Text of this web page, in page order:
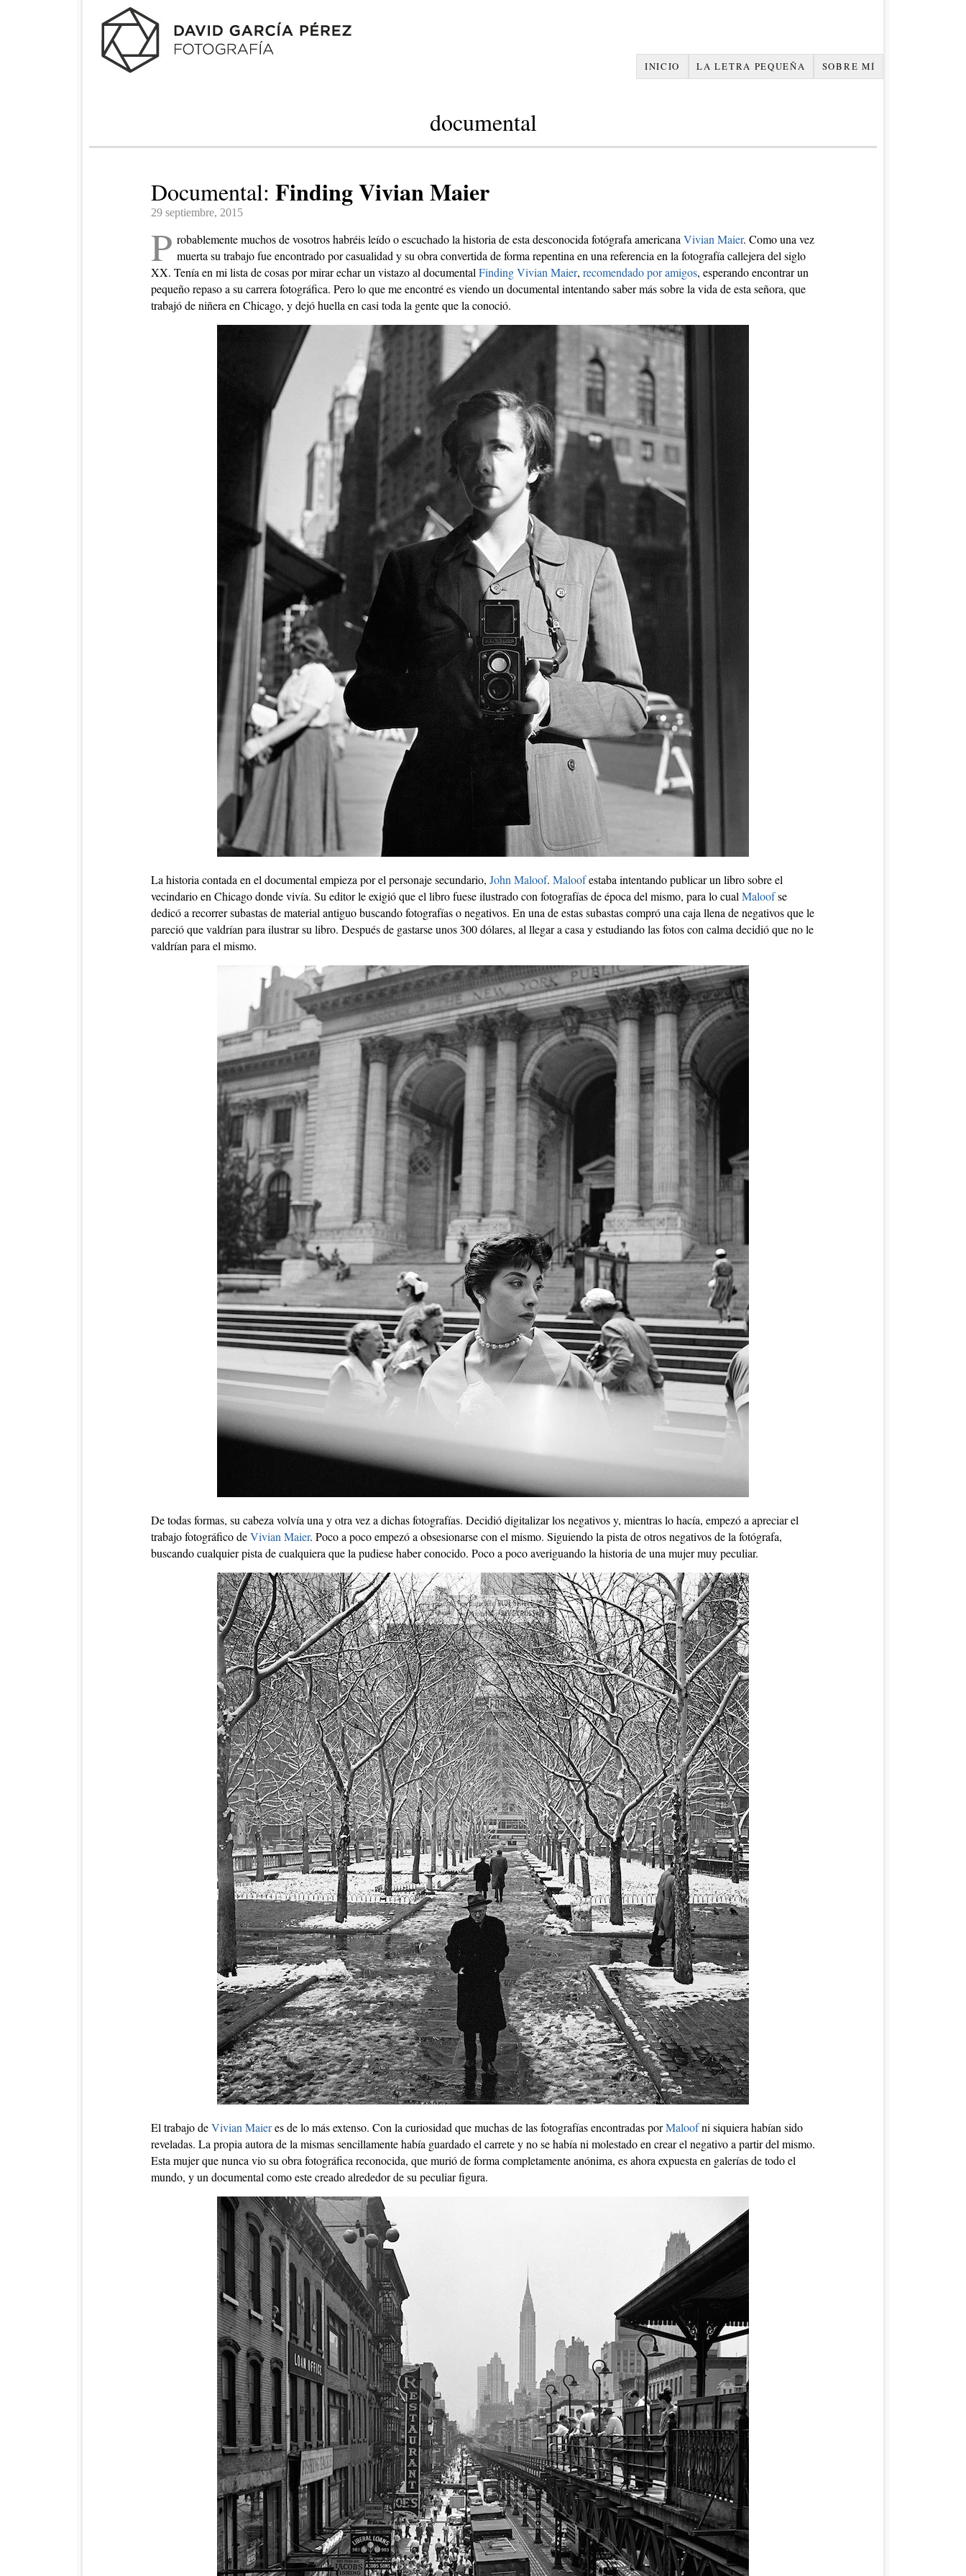
INICIO LA LETRA PEQUEÑA SOBRE MÍ
documental
Documental: Finding Vivian Maier
29 septiembre, 2015
P robablemente muchos de vosotros habréis leído o escuchado la historia de esta desconocida fotógrafa americanaVivian Maier. Como una vez
muerta su trabajo fue encontrado por casualidad y su obra convertida de forma repentina en una referencia en la fotografía callejera del siglo
XX. Tenía en mi lista de cosas por mirar echar un vistazo al documental Finding Vivian Maier, recomendado por amigos, esperando encontrar un
pequeño repaso a su carrera fotográfica. Pero lo que me encontré es viendo un documental intentando saber más sobre la vida de esta señora, que
trabajó de niñera en Chicago, y dejó huella en casi toda la gente que la conoció.
La historia contada en el documental empieza por el personaje secundario, John Maloof. Maloofestaba intentando publicar un libro sobre el
vecindario en Chicago donde vivía. Su editor le exigió que el libro fuese ilustrado con fotografías de época del mismo, para lo cual Maloofse
dedicó a recorrer subastas de material antiguo buscando fotografías o negativos. En una de estas subastas compró una caja llena de negativos que le
pareció que valdrían para ilustrar su libro. Después de gastarse unos 300 dólares, al llegar a casa y estudiando las fotos con calma decidió que no le
valdrían para el mismo.
De todas formas, su cabeza volvía una y otra vez a dichas fotografías. Decidió digitalizar los negativos y, mientras lo hacía, empezó a apreciar el
trabajo fotográfico deVivian Maier. Poco a poco empezó a obsesionarse con el mismo. Siguiendo la pista de otros negativos de la fotógrafa,
buscando cualquier pista de cualquiera que la pudiese haber conocido. Poco a poco averiguando la historia de una mujer muy peculiar.
El trabajo deVivian Maieres de lo más extenso. Con la curiosidad que muchas de las fotografías encontradas porMaloofni siquiera habían sido
reveladas. La propia autora de la mismas sencillamente había guardado el carrete y no se había ni molestado en crear el negativo a partir del mismo.
Esta mujer que nunca vio su obra fotográfica reconocida, que murió de forma completamente anónima, es ahora expuesta en galerías de todo el
mundo, y un documental como este creado alrededor de su peculiar figura.